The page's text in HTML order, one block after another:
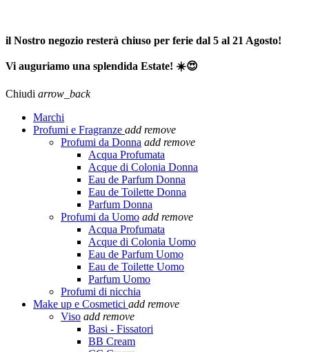
il Nostro negozio resterà chiuso per ferie dal 5 al 21 Agosto!
Vi auguriamo una splendida Estate! ☀️😍
Chiudi arrow_back
Marchi
Profumi e Fragranze add remove
Profumi da Donna add remove
Acqua Profumata
Acque di Colonia Donna
Eau de Parfum Donna
Eau de Toilette Donna
Parfum Donna
Profumi da Uomo add remove
Acqua Profumata
Acque di Colonia Uomo
Eau de Parfum Uomo
Eau de Toilette Uomo
Parfum Uomo
Profumi di nicchia
Make up e Cosmetici add remove
Viso add remove
Basi - Fissatori
BB Cream